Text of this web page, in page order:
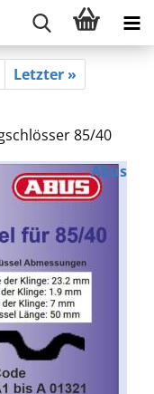
Letzter »
85/40
Abus